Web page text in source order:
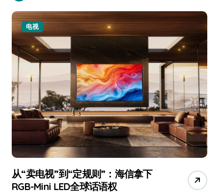
小家电
追觅、石头科技注意：你们的扫地机
已被美国认定为“战略武器”